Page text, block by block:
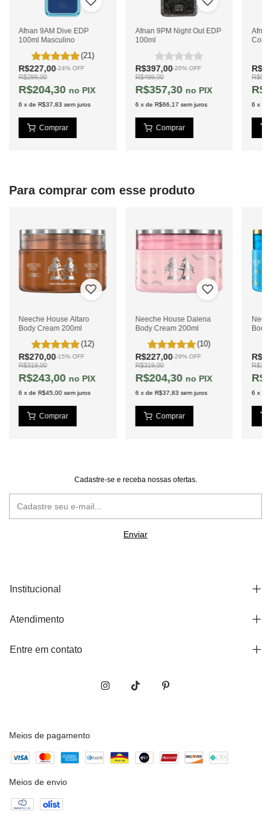
Afnan 9AM Dive EDP
100ml Masculino
(21)
R$227,00-24% OFF
R$299,00
R$204,30 PIX
6 xde R$37,83 sem juros
Afnan 9PM Night Out EDP
100ml
R$397,00-20% OFF
R$499,00
R$357,30 PIX
6 xde R$66,17 sem juros 6 x
Para comprar com esse produto
Neeche House Altaro
Body Cream 200ml
(12)
R$270,00-15% OFF
R$319,00
R$243,00 PIX
6 xde R$45,00 sem juros
Neeche House Dalena
Body Cream 200ml
(10)
R$227,00-29% OFF
R$319,00
R$204,30 PIX
6 xde R$37,83 sem juros
Body
6 x
Cadastre-se e receba nossas ofertas.
Institucional
Atendimento
Entre em contato
Meios de pagamento
Meios de envio